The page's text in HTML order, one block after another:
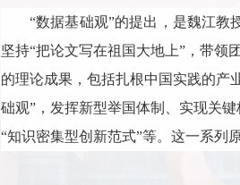
“数据基础观”的提出，是魏江教
坚持“把论文写在祖国大地上”，带领
的理论成果，包括扎根中国实践的
础观”，发挥新型举国体制、实现关
“知识密集型创新范式”等。这一系列